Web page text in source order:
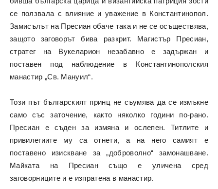
се ползвала с влияние и уважение в Константинопол.
Замисълът на Пресиан обаче така и не се осъществява,
защото заговорът бива разкрит. Магистър Пресиан,
стратег на Вукеларион незабавно е задържан и
поставен под наблюдение в Константинополския
манастир „Св. Мануил“.
Този път българският принц не съумява да се измъкне
само със заточение, както няколко години по-рано.
Пресиан е съден за измяна и ослепен. Титлите и
привилегиите му са отнети, а на него самият е
поставено изискване за „доброволно“ замонашване.
Майката на Пресиан също е уличена сред
заговорниците и е изпратена в манастир.